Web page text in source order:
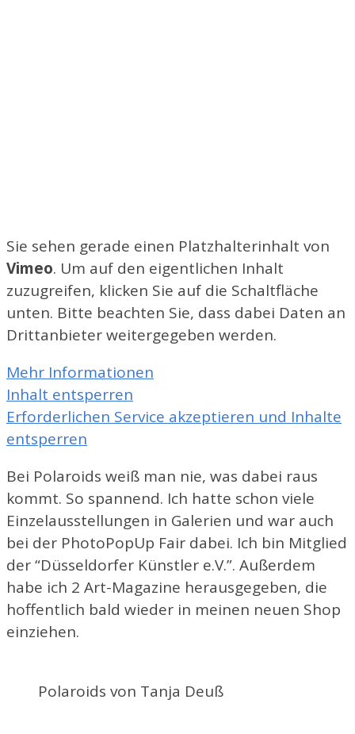
Sie sehen gerade einen Platzhalterinhalt von
Vimeo. Um auf den eigentlichen Inhalt
zuzugreifen, klicken Sie auf die Schaltfläche
unten. Bitte beachten Sie, dass dabei Daten an
Drittanbieter weitergegeben werden.
Mehr Informationen
Inhalt entsperren
Erforderlichen Service akzeptieren und Inhalte
entsperren
Bei Polaroids weiß man nie, was dabei raus
kommt. So spannend. Ich hatte schon viele
Einzelausstellungen in Galerien und war auch
bei der PhotoPopUp Fair dabei. Ich bin Mitglied
der “Düsseldorfer Künstler e.V.”. Außerdem
habe ich 2 Art-Magazine herausgegeben, die
hoffentlich bald wieder in meinen neuen Shop
einziehen.
Polaroids von Tanja Deuß